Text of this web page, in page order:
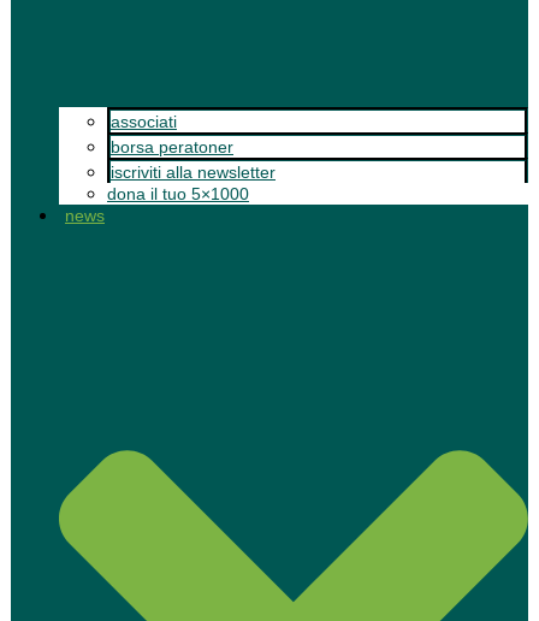
associati
borsa peratoner
iscriviti alla newsletter
dona il tuo 5×1000
news